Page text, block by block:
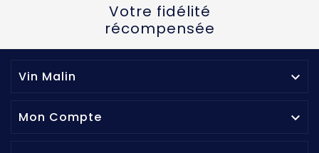
Votre fidélité
récompensée
Vin Malin 
Mon Compte 